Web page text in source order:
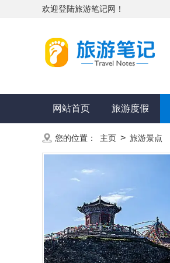
欢迎登陆旅游笔记网！
网站首页 旅游度假
您的位置： 主页 > 旅游景点